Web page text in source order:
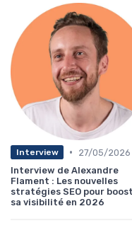
Interview •
27/05/2026
Interview de Alexandre
Flament : Les nouvelles
stratégies SEO pour
sa visibilité en 2026